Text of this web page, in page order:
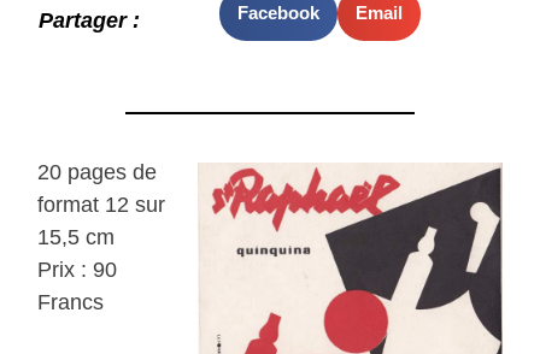
Partager : Facebook Email
20 pages de
format 12 sur
15,5 cm
Prix : 90
Francs